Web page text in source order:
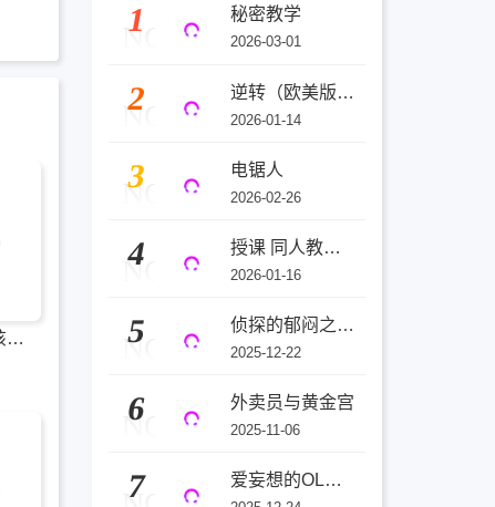
有谁知道该怎么管教这只大狼吗！？
NO
1 秘密教学
2026-03-01
NO
2 逆转（欧美版）(3D)
2026-01-14
NO
3 电锯人
2026-02-26
NO
4 授课 同人教师与天才辣妹
2026-01-16
NO
5 侦探的郁闷之夜(3D)
2025-12-22
NO
6 外卖员与黄金宫
2025-11-06
7 爱妄想的OL金城～被单恋对象纳屋发现了自己的秘密